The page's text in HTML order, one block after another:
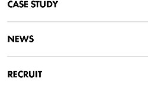
CASE STUDY
NEWS
RECRUIT